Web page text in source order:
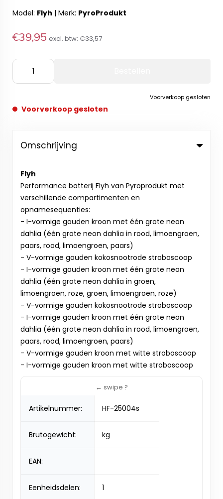
Model: Flyh | Merk: PyroProdukt
€39,95 excl. btw: €33,57
Voorverkoop gesloten
Voorverkoop gesloten
Omschrijving
Flyh
Performance batterij Flyh van Pyroprodukt met
verschillende compartimenten en
opnamesequenties:
- I-vormige gouden kroon met één grote neon
dahlia (één grote neon dahlia in rood, limoengroen,
paars, rood, limoengroen, paars)
- V-vormige gouden kokosnootrode stroboscoop
- I-vormige gouden kroon met één grote neon
dahlia (één grote neon dahlia in groen,
limoengroen, roze, groen, limoengroen, roze)
- V-vormige gouden kokosnootrode stroboscoop
- I-vormige gouden kroon met één grote neon
dahlia (één grote neon dahlia in rood, limoengroen,
paars, rood, limoengroen, paars)
- V-vormige gouden kroon met witte stroboscoop
- I-vormige gouden kroon met witte stroboscoop
Artikelnummer: HF-25004s
Brutogewicht: kg
EAN:
Eenheidsdelen: 1